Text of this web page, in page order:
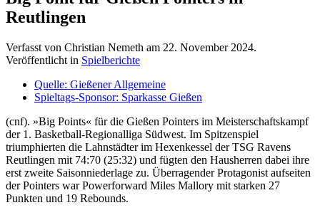
Reutlingen
Verfasst von Christian Nemeth am 22. November 2024.
Veröffentlicht in Spielberichte
Quelle: Gießener Allgemeine
Spieltags-Sponsor: Sparkasse Gießen
(cnf). »Big Points« für die Gießen Pointers im Meisterschaftskampf
der 1. Basketball-Regionalliga Südwest. Im Spitzenspiel
triumphierten die Lahnstädter im Hexenkessel der TSG Ravens
Reutlingen mit 74:70 (25:32) und fügten den Hausherren dabei ihre
erst zweite Saisonniederlage zu. Überragender Protagonist aufseiten
der Pointers war Powerforward Miles Mallory mit starken 27
Punkten und 19 Rebounds.